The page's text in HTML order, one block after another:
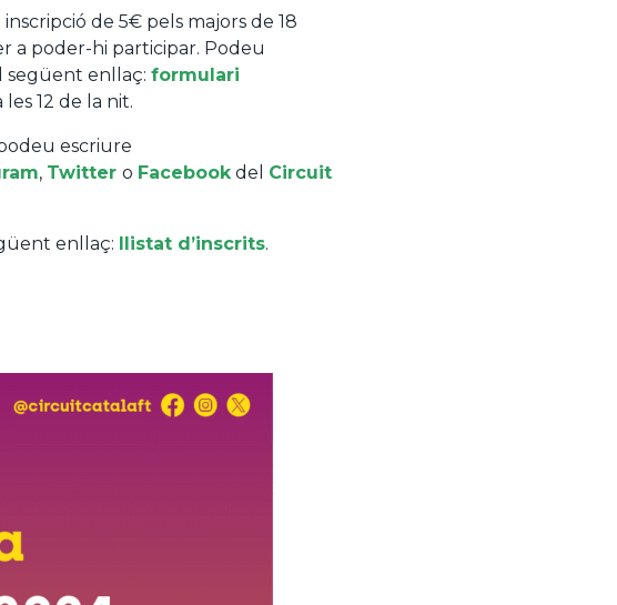
de 5€ pels majors de 18
a poder-hi participar. Podeu
següent enllaç: formulari
12 de la nit.
escriure
, Twitter o Facebookdel Circuit
enllaç: llistat d’inscrits.